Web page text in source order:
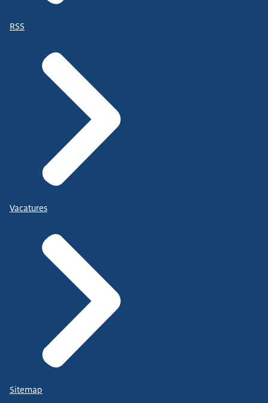
RSS
Vacatures
Sitemap